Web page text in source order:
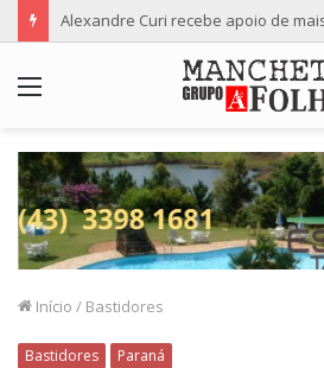
Início / Bastidores
Bastidores Paraná